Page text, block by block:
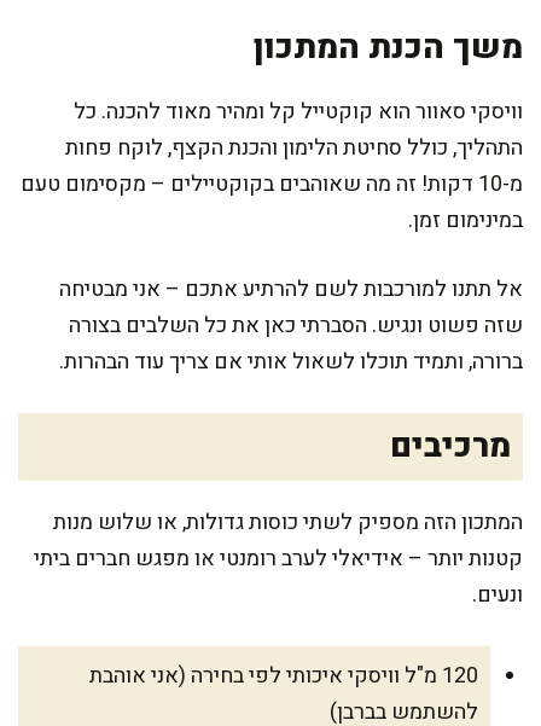
משך הכנת המתכון
וויסקי סאוור הוא קוקטייל קל ומהיר מאוד להכנה. כל
התהליך, כולל סחיטת הלימון והכנת הקצף, לוקח פחות
מ-10 דקות! זה מה שאוהבים בקוקטיילים – מקסימום טעם
במינימום זמן.
אל תתנו למורכבות לשם להרתיע אתכם – אני מבטיחה
שזה פשוט ונגיש. הסברתי כאן את כל השלבים בצורה
ברורה, ותמיד תוכלו לשאול אותי אם צריך עוד הבהרות.
מרכיבים
המתכון הזה מספיק לשתי כוסות גדולות, או שלוש מנות
קטנות יותר – אידיאלי לערב רומנטי או מפגש חברים ביתי
ונעים.
120 מ"ל וויסקי איכותי לפי בחירה (אני אוהבת
להשתמש בברבן)